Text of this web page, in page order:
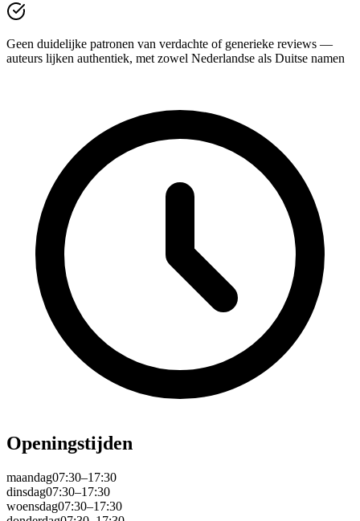
Geen duidelijke patronen van verdachte of generieke reviews —
auteurs lijken authentiek, met zowel Nederlandse als Duitse namen
Openingstijden
maandag07:30–17:30
dinsdag07:30–17:30
woensdag07:30–17:30